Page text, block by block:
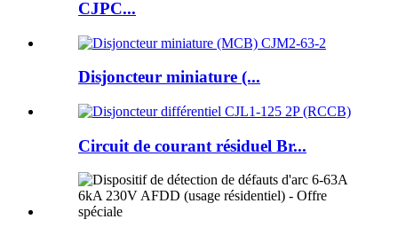
CJPC...
Disjoncteur miniature (...
Circuit de courant résiduel Br...